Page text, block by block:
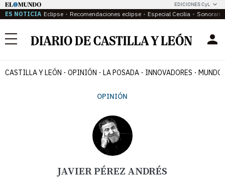
EDICIONES CyL
ES NOTICIA Eclipse Recomendaciones eclipse Especial Cecilia
Menú
CASTILLA Y LEÓN OPINIÓN LA POSADA INNOVADORES MUNDO
OPINIÓN
JAVIER PÉREZ ANDRÉS